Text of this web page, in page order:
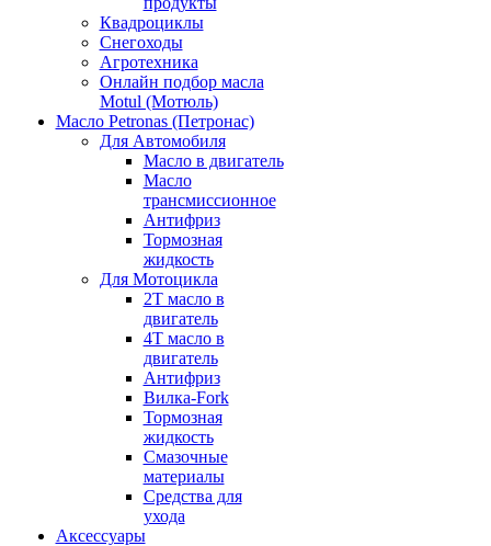
Квадроциклы
Снегоходы
Агротехника
Онлайн подбор масла
Motul (Мотюль)
Масло Petronas (Петронас)
Для Автомобиля
Масло в двигатель
Масло
трансмиссионное
Антифриз
Тормозная
жидкость
Для Мотоцикла
2Т масло в
двигатель
4Т масло в
двигатель
Антифриз
Вилка-Fork
Тормозная
жидкость
Смазочные
материалы
Средства для
ухода
Аксессуары